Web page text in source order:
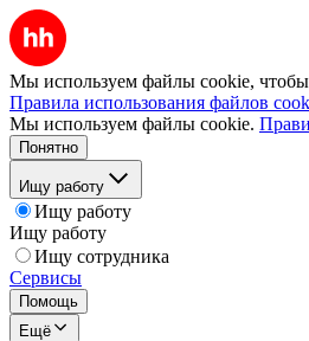
Мы используем файлы cookie, чтобы
Правила использования файлов
Мы используем файлы cookie.
Понятно
Ищу работу
Ищу работу
Ищу работу
Ищу сотрудника
Сервисы
Помощь
Ещё